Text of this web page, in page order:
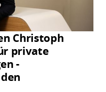
Christoph
private
-